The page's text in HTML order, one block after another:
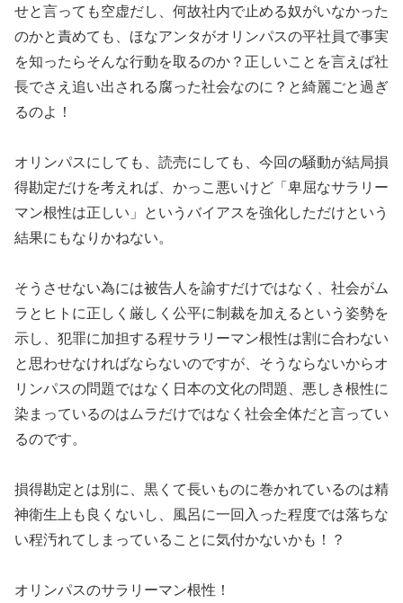
せと言っても空虚だし、何故社内で止める奴がいなかった
のかと責めても、ほなアンタがオリンパスの平社員で事実
を知ったらそんな行動を取るのか？正しいことを言えば社
長でさえ追い出される腐った社会なのに？と綺麗ごと過ぎ
るのよ！
オリンパスにしても、読売にしても、今回の騒動が結局損
得勘定だけを考えれば、かっこ悪いけど「卑屈なサラリー
マン根性は正しい」というバイアスを強化しただけという
結果にもなりかねない。
そうさせない為には被告人を諭すだけではなく、社会がム
ラとヒトに正しく厳しく公平に制裁を加えるという姿勢を
示し、犯罪に加担する程サラリーマン根性は割に合わない
と思わせなければならないのですが、そうならないからオ
リンパスの問題ではなく日本の文化の問題、悪しき根性に
染まっているのはムラだけではなく社会全体だと言ってい
るのです。
損得勘定とは別に、黒くて長いものに巻かれているのは精
神衛生上も良くないし、風呂に一回入った程度では落ちな
い程汚れてしまっていることに気付かないかも！？
オリンパスのサラリーマン根性！